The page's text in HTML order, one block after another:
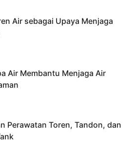
Air sebagai Upaya Menjaga
Air Membantu Menjaga Air
Perawatan Toren, Tandon, dan